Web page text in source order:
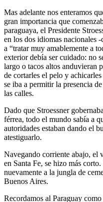
Mas adelante nos enteramos
gran importancia que
paraguaya, el Presidente
en los dos idiomas nacionales
a
tratar muy amablemente a
exterior debía ser cuidado: no
largo o tacos altos anduvieran
de cortarles el pelo y
se iba a permitir la presencia
las calles.
Dado que Stroessner
férrea, todo el mundo sabía a
autoridades estaban dando el
atestiguarlo.
Navegando corriente abajo, el
en Santa Fe, se hizo más
nuevamente a la jungla de
Buenos Aires.
Recordamos al Paraguay